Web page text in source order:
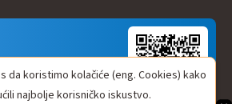
da koristimo kolačiće (eng. Cookies) kako
najbolje korisničko iskustvo.